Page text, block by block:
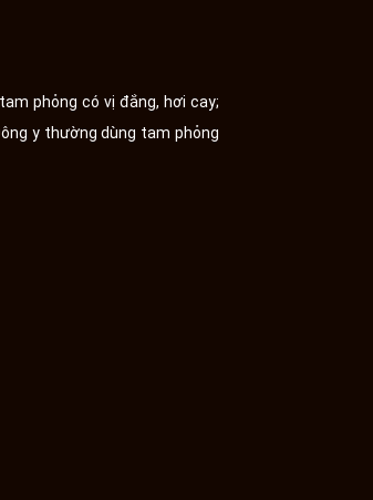
phỏng có vị đắng, hơi cay;
y thường dùng tam phỏng